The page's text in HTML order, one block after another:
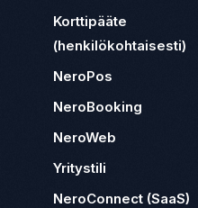
Korttipääte
(henkilökohtaisesti)
NeroPos
NeroBooking
NeroWeb
Yritystili
NeroConnect (SaaS)